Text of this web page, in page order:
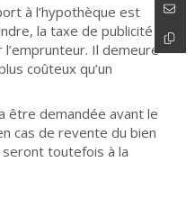
à l’hypothèque est
la taxe de publicité
Il demeure
coûteux qu’un
être demandée avant le
cas de revente du bien
toutefois à la